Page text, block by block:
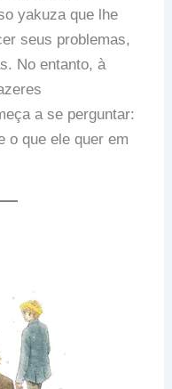
yakuza que lhe
seus problemas,
No entanto, à
a se perguntar:
o que ele quer em